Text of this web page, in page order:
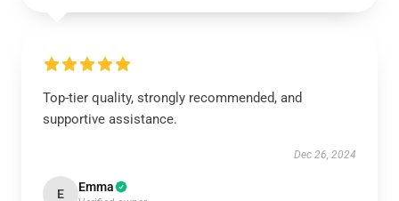
Top-tier quality, strongly recommended, and
supportive assistance.
Dec 26, 2024
E Emma